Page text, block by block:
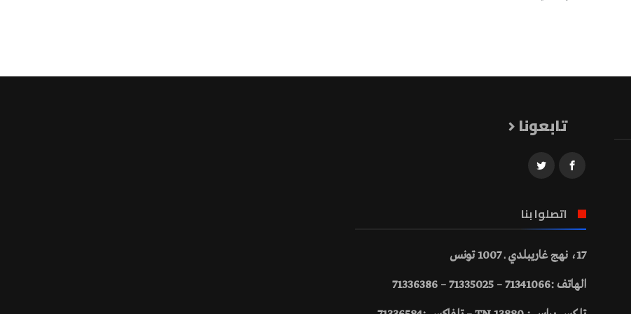
تابعونا
اتصلوا بنا
17، نهج غاريبلدي ـ 1007 تونس
الهاتف :71341066 – 71335025 – 71336386